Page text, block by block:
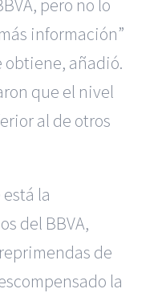
información”
obtiene, añadió.
que el nivel
al de otros
la
del BBVA,
de
la